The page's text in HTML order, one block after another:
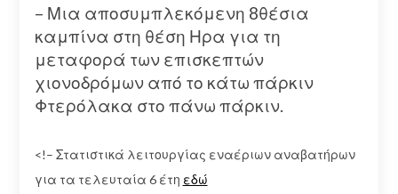
– Μια αποσυμπλεκόμενη 8θέσια
καμπίνα στη θέση Ηρα για τη
μεταφορά των επισκεπτών
χιονοδρόμων από το κάτω πάρκιν
Φτερόλακα στο πάνω πάρκιν.
<!– Στατιστικά λειτουργίας εναέριων αναβατήρων
για τα τελευταία 6 έτη εδώ